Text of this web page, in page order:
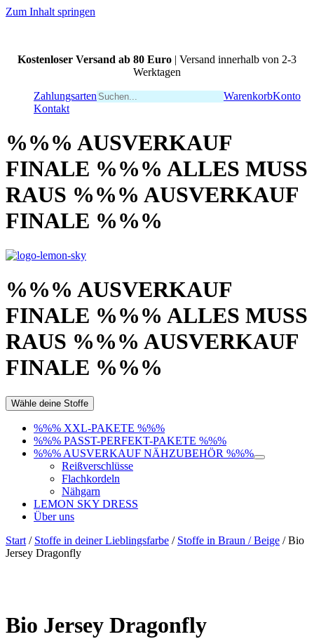
Zum Inhalt springen
Kostenloser Versand ab 80 Euro | Versand innerhalb von 2-3
Werktagen
Zahlungsarten
WarenkorbKonto
Kontakt
%%% AUSVERKAUF
FINALE %%% ALLES MUSS
RAUS %%% AUSVERKAUF
FINALE %%%
%%% AUSVERKAUF
FINALE %%% ALLES MUSS
RAUS %%% AUSVERKAUF
FINALE %%%
Wähle deine Stoffe
%%% XXL-PAKETE %%%
%%% PASST-PERFEKT-PAKETE %%%
%%% AUSVERKAUF NÄHZUBEHÖR %%%
Reißverschlüsse
Flachkordeln
Nähgarn
LEMON SKY DRESS
Über uns
Start / Stoffe in deiner Lieblingsfarbe / Stoffe in Braun / Beige / Bio
Jersey Dragonfly
Bio Jersey Dragonfly